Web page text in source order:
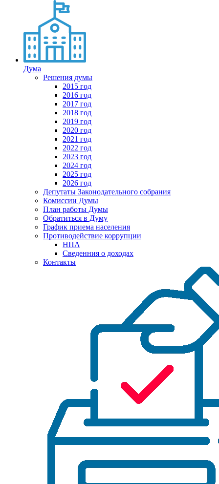
Дума
Решения думы
2015 год
2016 год
2017 год
2018 год
2019 год
2020 год
2021 год
2022 год
2023 год
2024 год
2025 год
2026 год
Депутаты Законодательного собрания
Комиссии Думы
План работы Думы
Обратиться в Думу
График приема населения
Противодействие коррупции
НПА
Сведенния о доходах
Контакты